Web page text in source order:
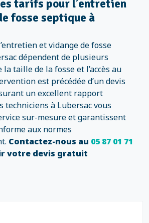
tarifs pour l’entretien
fosse septique à
et vidange de fosse
dépendent de plusieurs
taille de la fosse et l’accès au
est précédée d’un devis
un excellent rapport
techniciens à Lubersac vous
sur-mesure et garantissent
aux normes
Contactez-nous au 05 87 01 71
votre devis gratuit